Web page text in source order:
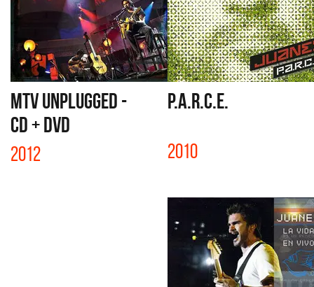
MTV UNPLUGGED -
CD + DVD
2012
P.A.R.C.E.
2010